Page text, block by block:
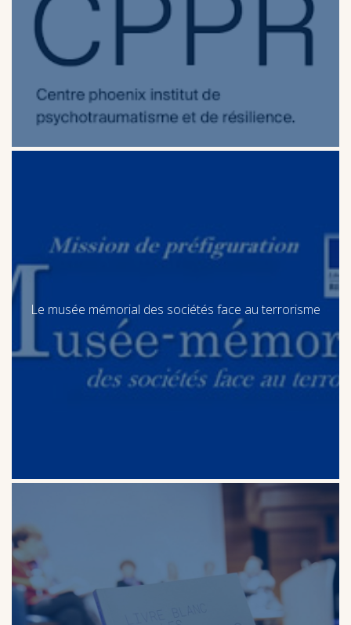
Le musée mémorial des sociétés face au terrorisme
Le musée mémorial des sociétés face au terrorisme